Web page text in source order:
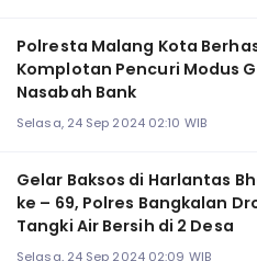
Polresta Malang Kota
Komplotan Pencuri Modus
Nasabah Bank
Selasa, 24 Sep 2024 02:10 WIB
Gelar Baksos di Harlantas
ke – 69, Polres Bangkalan
Tangki Air Bersih di 2 Desa
Selasa, 24 Sep 2024 02:09 WIB